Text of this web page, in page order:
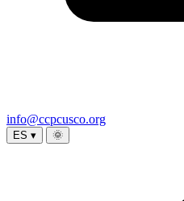
info@ccpcusco.org
ES ▾ 🌞